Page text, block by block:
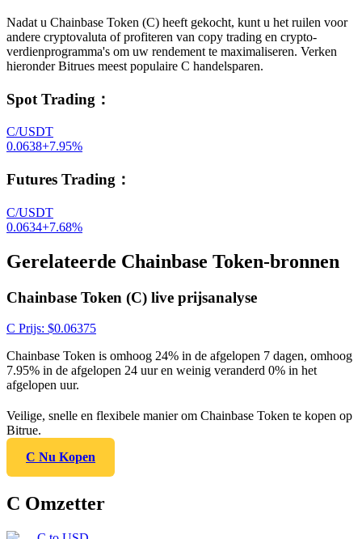
Nadat u Chainbase Token (C) heeft gekocht, kunt u het ruilen voor
andere cryptovaluta of profiteren van copy trading en crypto-
verdienprogramma's om uw rendement te maximaliseren. Verken
hieronder Bitrues meest populaire C handelsparen.
Spot Trading ：
C/USDT
0.0638+7.95%
Futures Trading ：
C/USDT
0.0634+7.68%
Gerelateerde Chainbase Token-bronnen
Chainbase Token (C) live prijsanalyse
C Prijs: $0.06375
Chainbase Token is omhoog 24% in de afgelopen 7 dagen, omhoog
7.95% in de afgelopen 24 uur en weinig veranderd 0% in het
afgelopen uur.
Veilige, snelle en flexibele manier om Chainbase Token te kopen op
Bitrue.
C Nu Kopen
C Omzetter